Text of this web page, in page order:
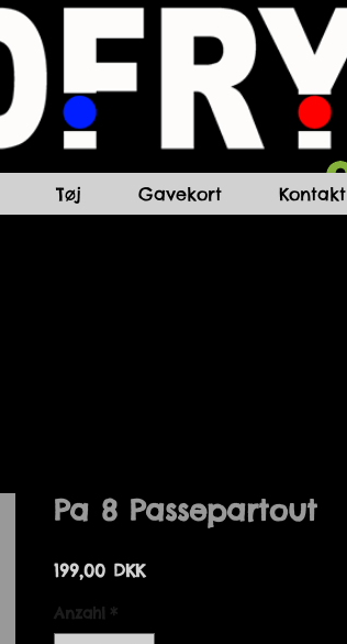
Pa 8 Passepartout
199,00 DKKPreis
Anzahl *
Tøj Gavekort Kontakt